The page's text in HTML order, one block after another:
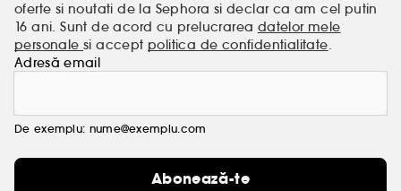
oferte si noutati de la Sephora si declar ca am cel putin
16 ani. Sunt de acord cu prelucrarea datelor mele
personalesi accept politica de confidentialitate.
Adresă email
De exemplu: nume@exemplu.com
Abonează-te